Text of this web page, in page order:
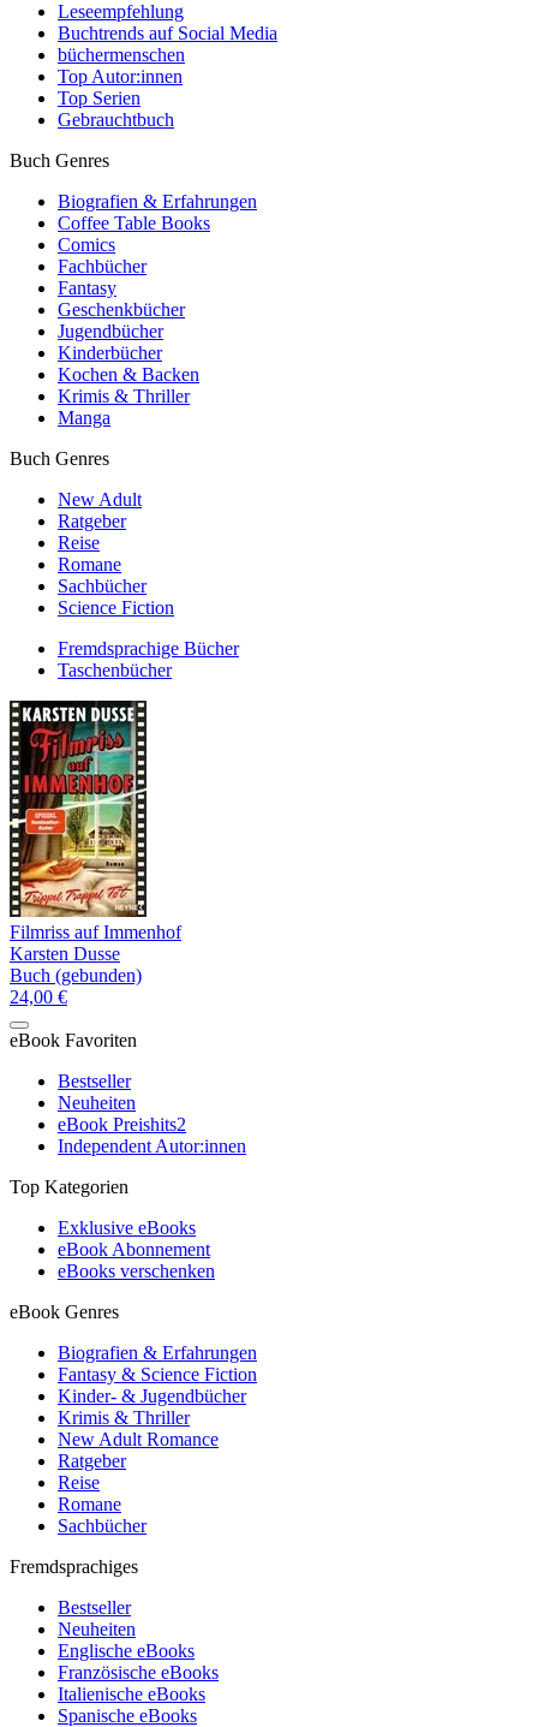
Leseempfehlung
Buchtrends auf Social Media
büchermenschen
Top Autor:innen
Top Serien
Gebrauchtbuch
Buch Genres
Biografien & Erfahrungen
Coffee Table Books
Comics
Fachbücher
Fantasy
Geschenkbücher
Jugendbücher
Kinderbücher
Kochen & Backen
Krimis & Thriller
Manga
Buch Genres
New Adult
Ratgeber
Reise
Romane
Sachbücher
Science Fiction
Fremdsprachige Bücher
Taschenbücher
Filmriss auf Immenhof
Karsten Dusse
Buch (gebunden)
24,00 €
eBook Favoriten
Bestseller
Neuheiten
eBook Preishits2
Independent Autor:innen
Top Kategorien
Exklusive eBooks
eBook Abonnement
eBooks verschenken
eBook Genres
Biografien & Erfahrungen
Fantasy & Science Fiction
Kinder- & Jugendbücher
Krimis & Thriller
New Adult Romance
Ratgeber
Reise
Romane
Sachbücher
Fremdsprachiges
Bestseller
Neuheiten
Englische eBooks
Französische eBooks
Italienische eBooks
Spanische eBooks